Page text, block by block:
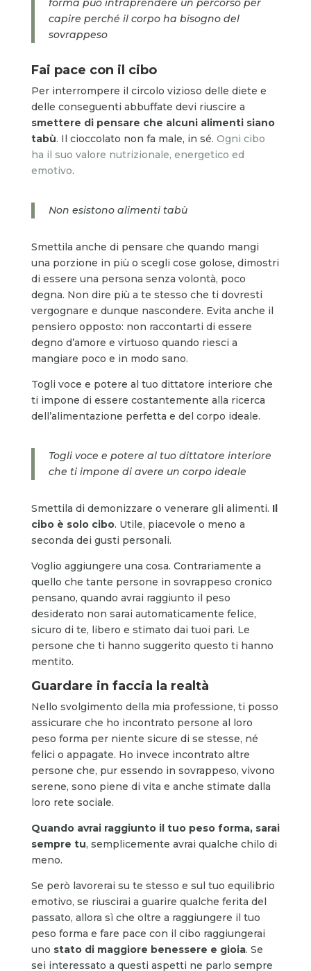
forma può intraprendere un percorso per
capire perché il corpo ha bisogno del
sovrappeso
Fai pace con il cibo
Per interrompere il circolo vizioso delle diete e
delle conseguenti abbuffate devi riuscire a
smettere di pensare che alcuni alimenti siano
tabù. Il cioccolato non fa male, in sé. Ogni cibo
ha il suo valore nutrizionale, energetico ed
emotivo.
Non esistono alimenti tabù
Smettila anche di pensare che quando mangi
una porzione in più o scegli cose golose, dimostri
di essere una persona senza volontà, poco
degna. Non dire più a te stesso che ti dovresti
vergognare e dunque nascondere. Evita anche il
pensiero opposto: non raccontarti di essere
degno d’amore e virtuoso quando riesci a
mangiare poco e in modo sano.
Togli voce e potere al tuo dittatore interiore che
ti impone di essere costantemente alla ricerca
dell’alimentazione perfetta e del corpo ideale.
Togli voce e potere al tuo dittatore interiore
che ti impone di avere un corpo ideale
Smettila di demonizzare o venerare gli alimenti. Il
cibo è solo cibo. Utile, piacevole o meno a
seconda dei gusti personali.
Voglio aggiungere una cosa. Contrariamente a
quello che tante persone in sovrappeso cronico
pensano, quando avrai raggiunto il peso
desiderato non sarai automaticamente felice,
sicuro di te, libero e stimato dai tuoi pari. Le
persone che ti hanno suggerito questo ti hanno
mentito.
Guardare in faccia la realtà
Nello svolgimento della mia professione, ti posso
assicurare che ho incontrato persone al loro
peso forma per niente sicure di se stesse, né
felici o appagate. Ho invece incontrato altre
persone che, pur essendo in sovrappeso, vivono
serene, sono piene di vita e anche stimate dalla
loro rete sociale.
Quando avrai raggiunto il tuo peso forma, sarai
sempre tu, semplicemente avrai qualche chilo di
meno.
Se però lavorerai su te stesso e sul tuo equilibrio
emotivo, se riuscirai a guarire qualche ferita del
passato, allora sì che oltre a raggiungere il tuo
peso forma e fare pace con il cibo raggiungerai
uno stato di maggiore benessere e gioia. Se
sei interessato a questi aspetti ne parlo sempre